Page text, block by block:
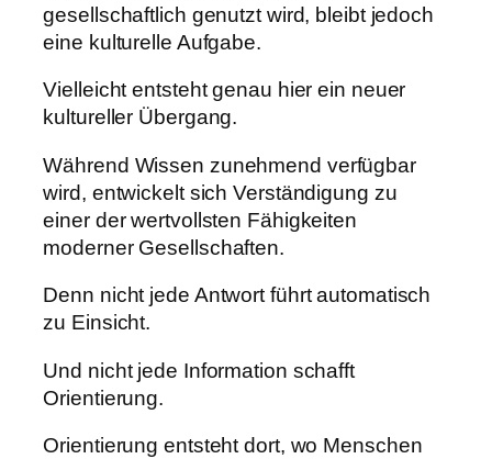
gesellschaftlich genutzt wird, bleibt jedoch
eine kulturelle Aufgabe.
Vielleicht entsteht genau hier ein neuer
kultureller Übergang.
Während Wissen zunehmend verfügbar
wird, entwickelt sich Verständigung zu
einer der wertvollsten Fähigkeiten
moderner Gesellschaften.
Denn nicht jede Antwort führt automatisch
zu Einsicht.
Und nicht jede Information schafft
Orientierung.
Orientierung entsteht dort, wo Menschen